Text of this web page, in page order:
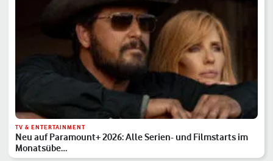
TV & ENTERTAINMENT
Neu auf Paramount+ 2026: Alle Serien- und Filmstarts im
Monatsübe…